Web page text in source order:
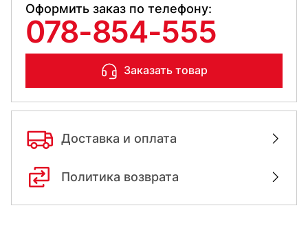
Оформить заказ по телефону:
078-854-555
Заказать товар
Доставка и оплата
Политика возврата